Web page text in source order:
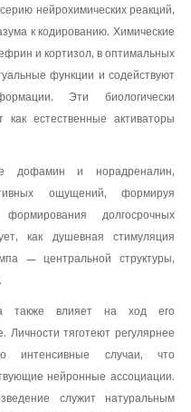
нейрохимических реакций,
к кодированию. Химические
и кортизол, в оптимальных
функции и содействуют
Эти биологически
естественные активаторы
дофамин и норадреналин,
ощущений, формируя
долгосрочных
как душевная стимуляция
— центральной структуры,
также влияет на ход его
тяготеют регулярнее
интенсивные случаи, что
нейронные ассоциации.
служит натуральным